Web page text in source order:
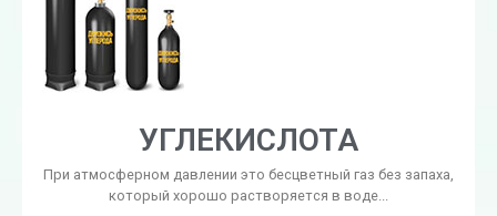
УГЛЕКИСЛОТА
При атмосферном давлении это бесцветный газ без запаха,
который хорошо растворяется в воде...